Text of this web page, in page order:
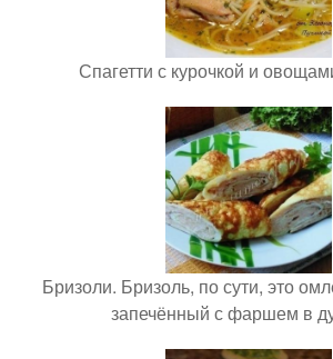
Спагетти с курочкой и
Бризоли. Бризоль, по сути, это
запечённый с фаршем в